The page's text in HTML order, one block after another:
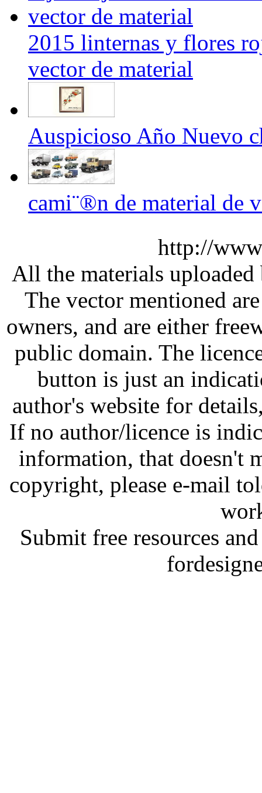
2015 linternas y flores
vector de material
Auspicioso Año Nuevo
cami¨®n de material de
http://
All the materials
The vector mentioned
owners, and are either
public domain. The
button is just an
author's website for
If no author/licence is
information, that doesn't
copyright, please e-mail
Submit free resources